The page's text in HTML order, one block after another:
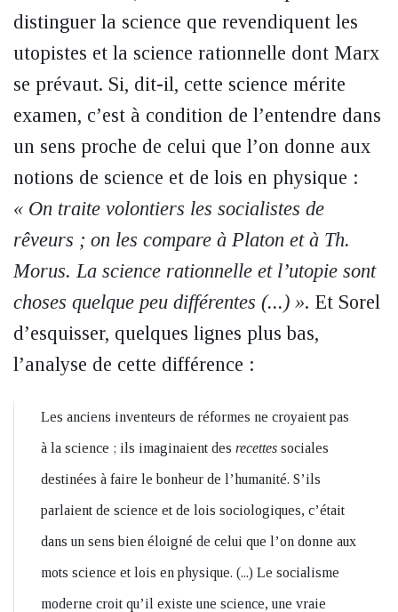
distinguer la science que revendiquent les
utopistes et la science rationnelle dont Marx
se prévaut. Si, dit-il, cette science mérite
examen, c’est à condition de l’entendre dans
un sens proche de celui que l’on donne aux
notions de science et de lois en physique :
« On traite volontiers les socialistes de
rêveurs ; on les compare à Platon et à Th.
Morus. La science rationnelle et l’utopie sont
choses quelque peu différentes (...) ». Et Sorel
d’esquisser, quelques lignes plus bas,
l’analyse de cette différence :
Les anciens inventeurs de réformes ne croyaient pas
à la science ; ils imaginaient des recettes sociales
destinées à faire le bonheur de l’humanité. S’ils
parlaient de science et de lois sociologiques, c’était
dans un sens bien éloigné de celui que l’on donne aux
mots science et lois en physique. (...) Le socialisme
moderne croit qu’il existe une science, une vraie